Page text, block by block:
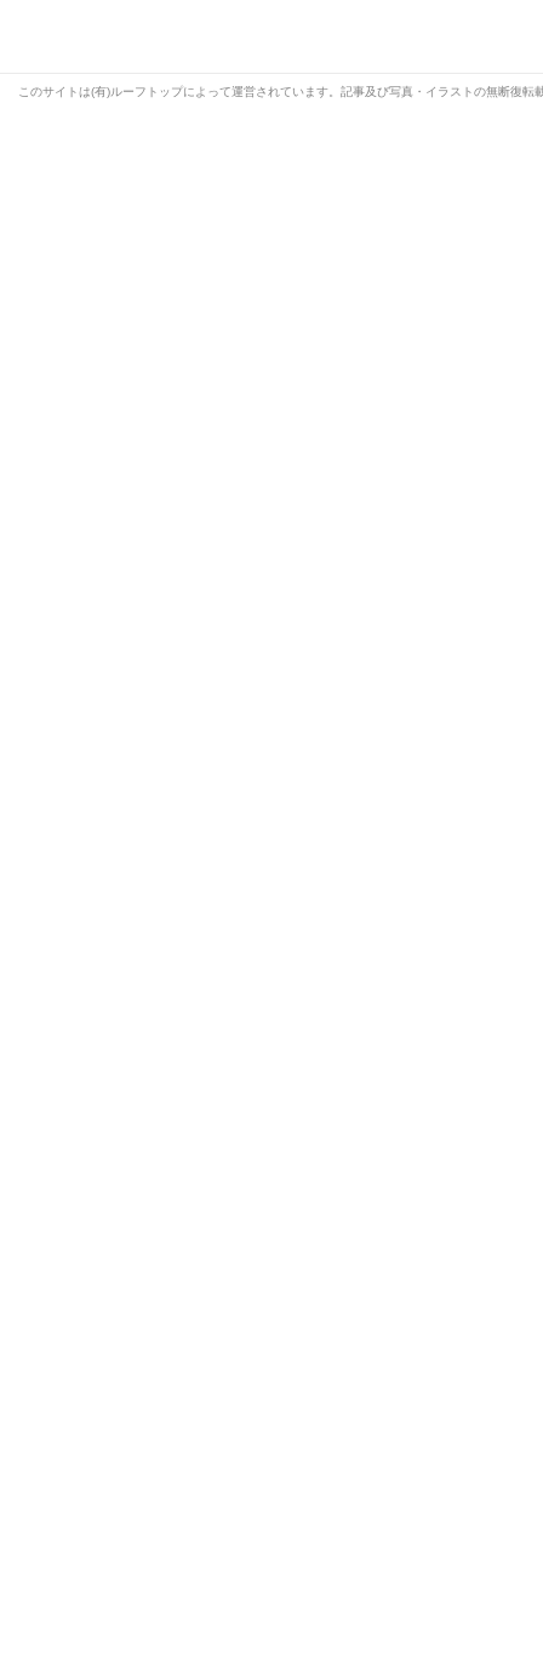
このサイトは(有)ルーフトップによって運営されています。記事及び写真・イラストの無断復転